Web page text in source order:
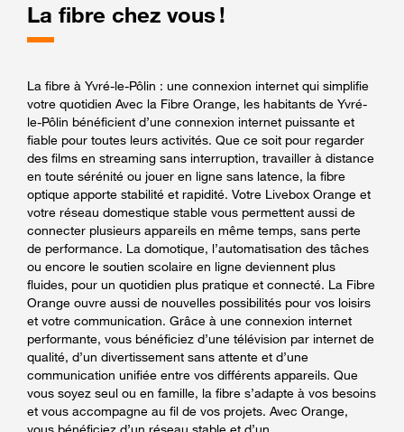
La fibre chez vous !
La fibre à Yvré-le-Pôlin : une connexion internet qui simplifie
votre quotidien Avec la Fibre Orange, les habitants de Yvré-
le-Pôlin bénéficient d’une connexion internet puissante et
fiable pour toutes leurs activités. Que ce soit pour regarder
des films en streaming sans interruption, travailler à distance
en toute sérénité ou jouer en ligne sans latence, la fibre
optique apporte stabilité et rapidité. Votre Livebox Orange et
votre réseau domestique stable vous permettent aussi de
connecter plusieurs appareils en même temps, sans perte
de performance. La domotique, l’automatisation des tâches
ou encore le soutien scolaire en ligne deviennent plus
fluides, pour un quotidien plus pratique et connecté. La Fibre
Orange ouvre aussi de nouvelles possibilités pour vos loisirs
et votre communication. Grâce à une connexion internet
performante, vous bénéficiez d’une télévision par internet de
qualité, d’un divertissement sans attente et d’une
communication unifiée entre vos différents appareils. Que
vous soyez seul ou en famille, la fibre s’adapte à vos besoins
et vous accompagne au fil de vos projets. Avec Orange,
vous bénéficiez d’un réseau stable et d’un